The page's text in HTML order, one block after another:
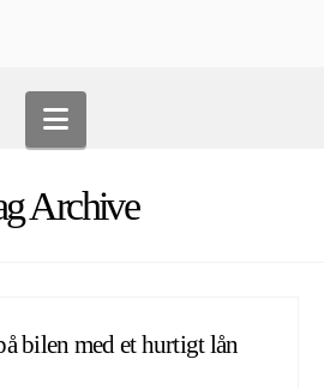
Navigation
Archive
bilen med et hurtigt lån